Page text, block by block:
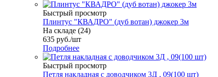
Быстрый просмотр
Плинтус "КВАДРО" (дуб вотан) джокер 3м
На складе (24)
635 руб./шт
Подробнее
Быстрый просмотр
Петля накладная с доводчиком 3Д , 09(100 шт)